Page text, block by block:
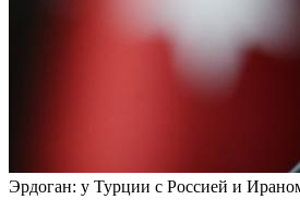
Эрдоган: у Турции с Россией и